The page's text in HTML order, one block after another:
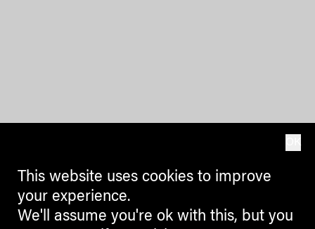
This website uses cookies to improve
your experience.
We'll assume you're ok with this, but you